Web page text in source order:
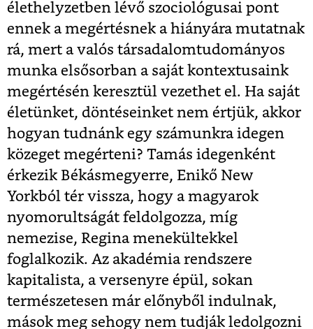
élethelyzetben lévő szociológusai pont
ennek a megértésnek a hiányára mutatnak
rá, mert a valós társadalomtudományos
munka elsősorban a saját kontextusaink
megértésén keresztül vezethet el. Ha saját
életünket, döntéseinket nem értjük, akkor
hogyan tudnánk egy számunkra idegen
közeget megérteni? Tamás idegenként
érkezik Békásmegyerre, Enikő New
Yorkból tér vissza, hogy a magyarok
nyomorultságát feldolgozza, míg
nemezise, Regina menekültekkel
foglalkozik. Az akadémia rendszere
kapitalista, a versenyre épül, sokan
természetesen már előnyből indulnak,
mások meg sehogy nem tudják ledolgozni